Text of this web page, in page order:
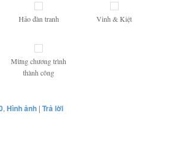
Hảo đàn tranh Vinh & Kiệt
Mừng chương trình
thành công
,Hình ảnh |Trả lời